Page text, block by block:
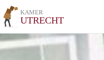
KAMER
UTRECHT